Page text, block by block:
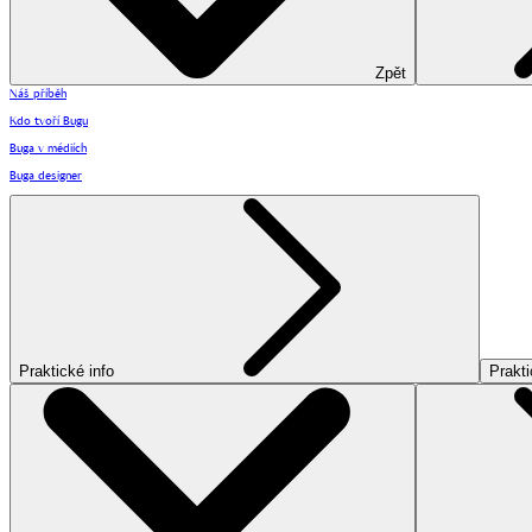
Zpět
Náš příběh
Kdo tvoří Bugu
Buga v médiích
Buga designer
Praktické info